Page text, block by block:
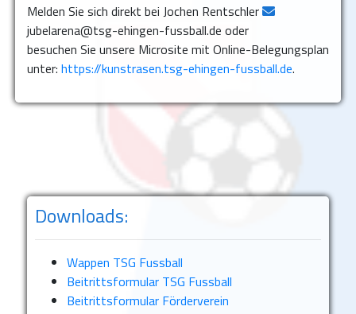
Melden Sie sich direkt bei Jochen Rentschler
jubelarena@tsg-ehingen-fussball.de oder
besuchen Sie unsere Microsite mit Online-Belegungsplan
unter: https://kunstrasen.tsg-ehingen-fussball.de.
Downloads:
Wappen TSG Fussball
Beitrittsformular TSG Fussball
Beitrittsformular Förderverein